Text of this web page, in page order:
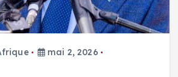
mai 2, 2026